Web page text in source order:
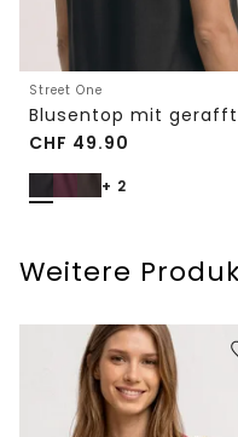
Street One
CHF 49.90
+ 2
Weitere